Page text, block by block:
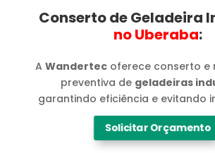
Conserto de Geladeira
no Uberaba​:
AWandertec oferece conserto e
preventiva de geladeiras
garantindo eficiência e evitando
Solicitar Orçamento